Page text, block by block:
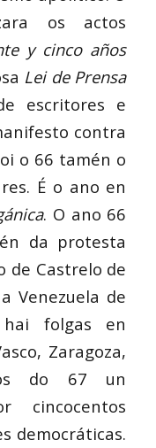
os actos
y cinco años
Lei de Prensa
escritores e
contra
o 66 tamén o
É o ano en
. O ano 66
da protesta
de Castrelo de
Venezuela de
hai folgas en
Zaragoza,
do 67 un
cincocentos
democráticas.